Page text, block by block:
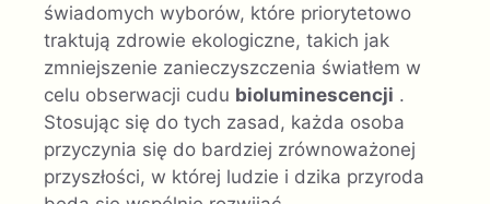
świadomych wyborów, które priorytetowo
traktują zdrowie ekologiczne, takich jak
zmniejszenie zanieczyszczenia światłem w
celu obserwacji cudu bioluminescencji .
Stosując się do tych zasad, każda osoba
przyczynia się do bardziej zrównoważonej
przyszłości, w której ludzie i dzika przyroda